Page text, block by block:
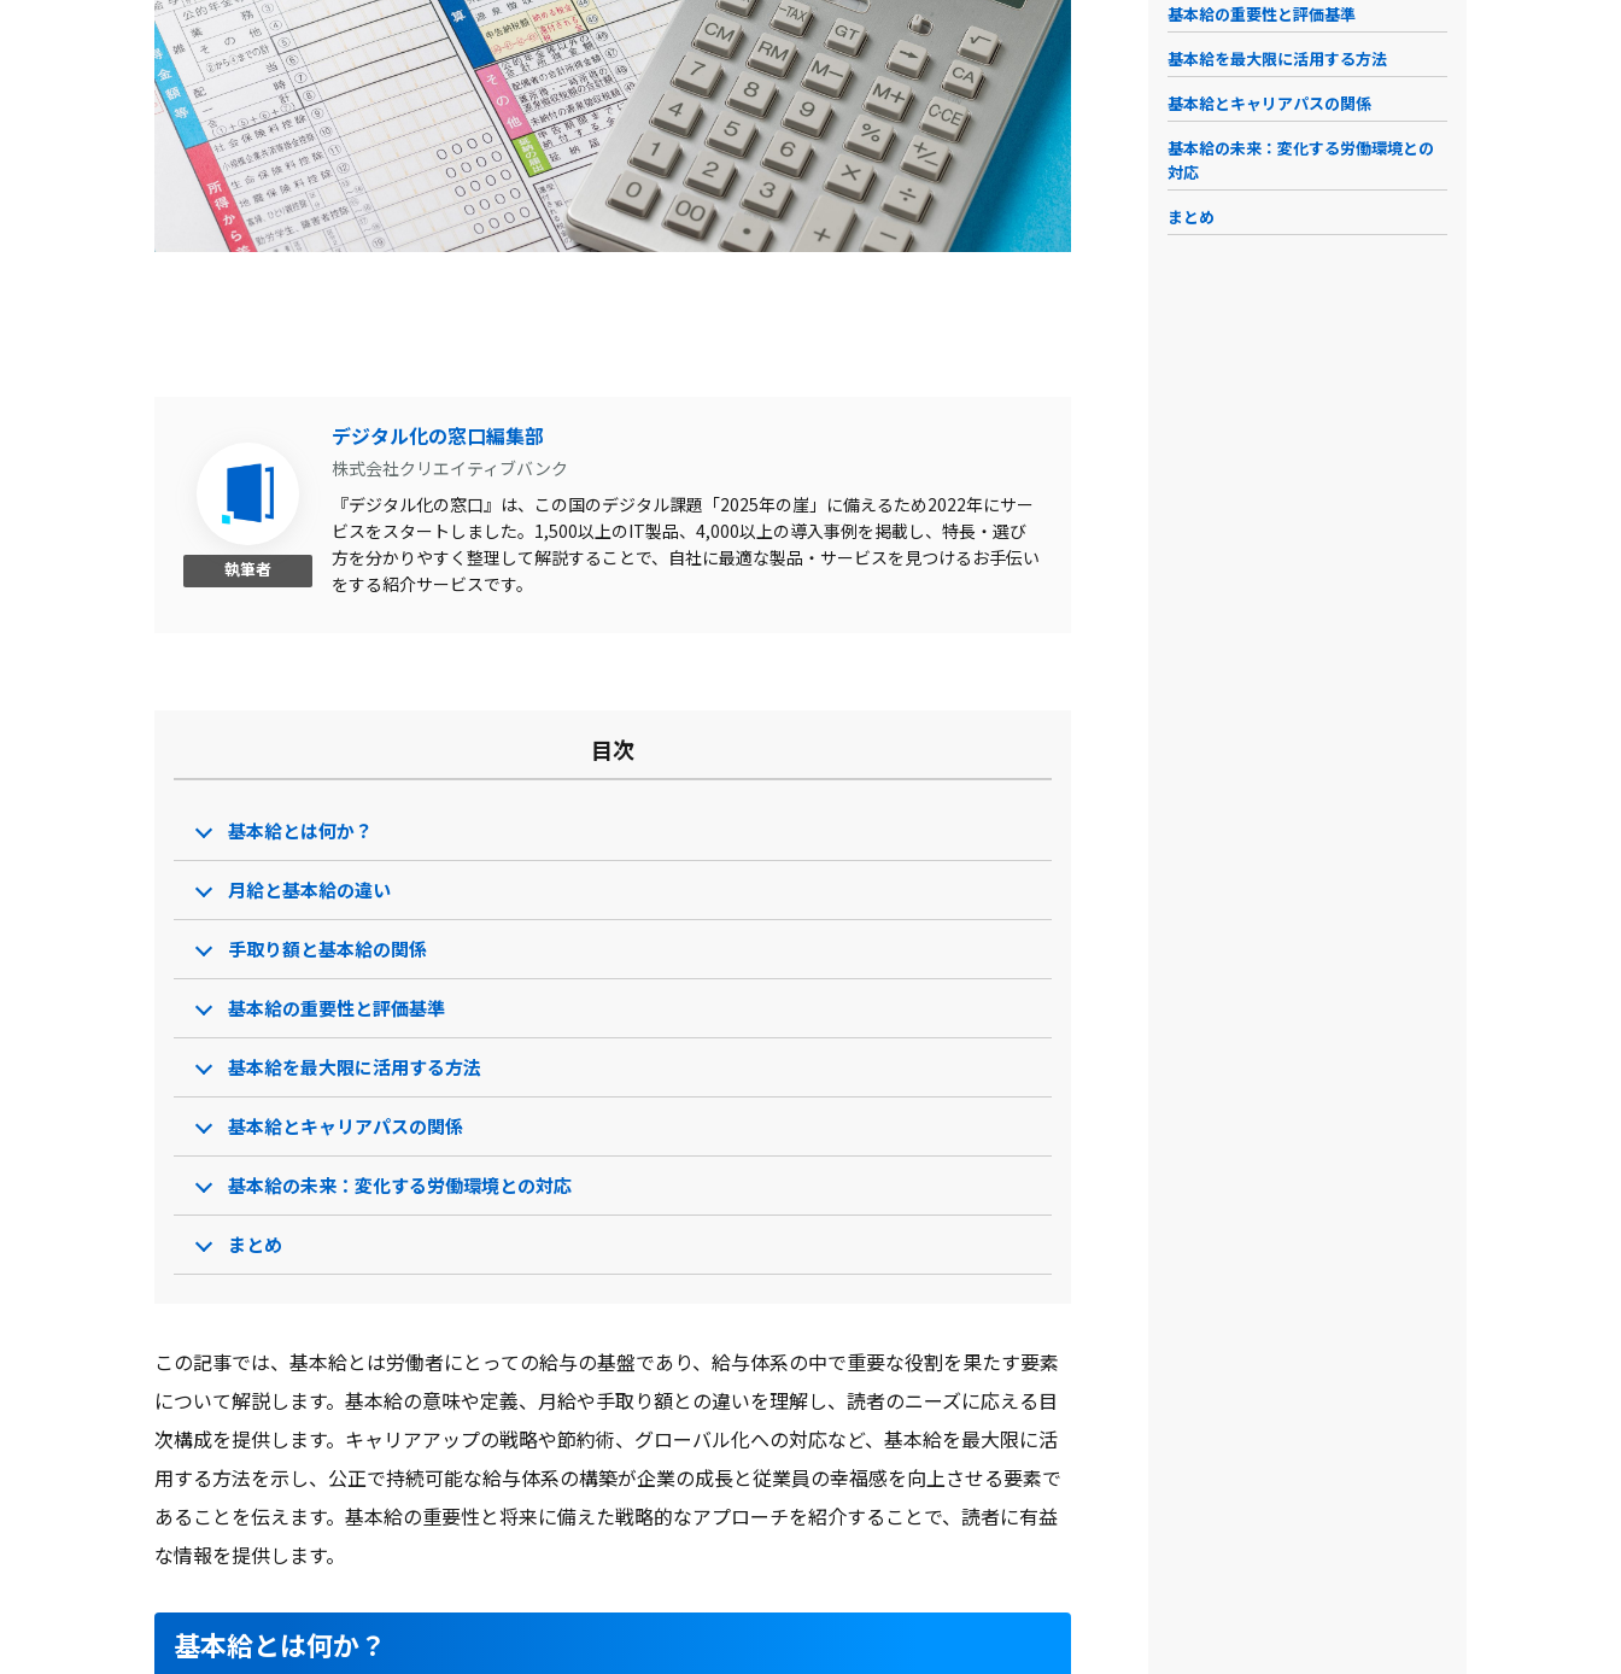
執筆者
デジタル化の窓口編集部
株式会社クリエイティブバンク
『デジタル化の窓口』は、この国のデジタル課題「2025年の崖」に備えるため2022年にサー
ビスをスタートしました。1,500以上のIT製品、4,000以上の導入事例を掲載し、特長・選び
方を分かりやすく整理して解説することで、自社に最適な製品・サービスを見つけるお手伝い
をする紹介サービスです。
目次
基本給とは何か？
月給と基本給の違い
手取り額と基本給の関係
基本給の重要性と評価基準
基本給を最大限に活用する方法
基本給とキャリアパスの関係
基本給の未来：変化する労働環境との対応
まとめ
この記事では、基本給とは労働者にとっての給与の基盤であり、給与体系の中で重要な役割を果たす要素
について解説します。基本給の意味や定義、月給や手取り額との違いを理解し、読者のニーズに応える目
次構成を提供します。キャリアアップの戦略や節約術、グローバル化への対応など、基本給を最大限に活
用する方法を示し、公正で持続可能な給与体系の構築が企業の成長と従業員の幸福感を向上させる要素で
あることを伝えます。基本給の重要性と将来に備えた戦略的なアプローチを紹介することで、読者に有益
な情報を提供します。
基本給とは何か？
基本給の重要性と評価基準
基本給を最大限に活用する方法
基本給とキャリアパスの関係
基本給の未来：変化する労働環境との
対応
まとめ